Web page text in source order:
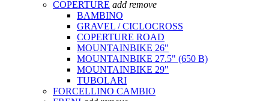
COPERTURE add remove
BAMBINO
GRAVEL / CICLOCROSS
COPERTURE ROAD
MOUNTAINBIKE 26"
MOUNTAINBIKE 27.5" (650 B)
MOUNTAINBIKE 29"
TUBOLARI
FORCELLINO CAMBIO